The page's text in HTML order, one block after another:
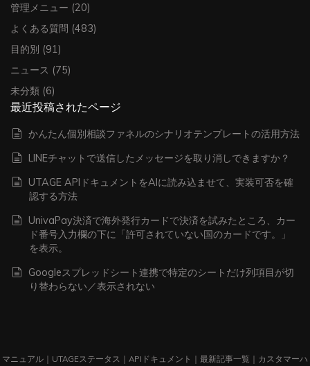
管理メニュー (20)
よくある質問 (483)
目的別 (91)
ニュース (75)
未分類 (6)
最近投稿されたページ
かんたん個別相談ファネルのシナリオテンプレートの活用方法
LINEチャットで送信したメッセージを取り消しできますか？
UTAGE APIドキュメントをAIに読み込ませて、実装可否を確
認する方法
UnivaPay決済で海外発行カードで決済を試みたところ、カー
ド番号入力欄の下に「許可されていない国のカードです。」
を表示。
Googleスプレッドシート連携で特定のシートだけ列項目が切
り替わらない／表示されない
マニュアル ｜ UTAGEステータス ｜ APIドキュメント ｜ 最新記事一覧 ｜ カスタマーハ